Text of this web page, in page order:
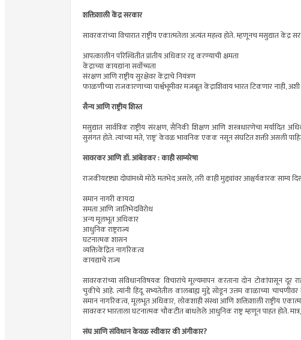
शक्तिशाली केंद्र सरकार
सावरकरांच्या विचारात राष्ट्रीय एकात्मतेला अत्यंत महत्त्व होते. म्हणूनच मसुद्यात
आपत्कालीन परिस्थितीत प्रांतीय अधिकार रद्द करण्याची क्षमता
केंद्राच्या कायद्यांना सर्वोच्चता
संरक्षण आणि राष्ट्रीय सुरक्षेवर केंद्राचे नियंत्रण
फाळणीच्या राजकारणाच्या पार्श्वभूमीवर मजबूत केंद्राशिवाय भारत टिकणार नाही, अशी
सैन्य आणि राष्ट्रीय शिस्त
मसुद्यात सार्वत्रिक राष्ट्रीय संरक्षण, सैनिकी शिक्षण आणि शस्त्रधारणेचा
सुसंगत होते. त्यांच्या मते, ‘राष्ट्र’ केवळ भावनिक एकक नसून संघटित शक्ती असली
सावरकर आणि डॉ. आंबेडकर : काही साम्यरेषा
राजकीयदृष्ट्या दोघांमध्ये मोठे मतभेद असले, तरी काही मुद्द्यांवर आश्चर्यकारक साम्य
समान नागरी कायदा
समता आणि जातिभेदविरोध
अन्य मूलभूत अधिकार
आधुनिक राष्ट्रराज्य
घटनात्मक शासन
व्यक्तिकेंद्रित नागरिकत्व
कायद्याचे राज्य
सावरकरांच्या संविधानविषयक विचारांचे मूल्यमापन करताना दोन टोकांपासून दूर
चुकीचे आहे. त्यांनी हिंदू सभ्यतेतील कालबाह्य मुद्दे सोडून उत्तम काळाच्या चाचणीवर
समान नागरिकत्व, मूलभूत अधिकार, लोकशाही संस्था आणि शक्तिशाली राष्ट्रीय
सावरकर भारताला घटनात्मक चौकटीत बांधलेले आधुनिक राष्ट्र म्हणून पाहत होते. मात्र,
संघ आणि संविधान केवळ स्वीकार की अंगीकार?